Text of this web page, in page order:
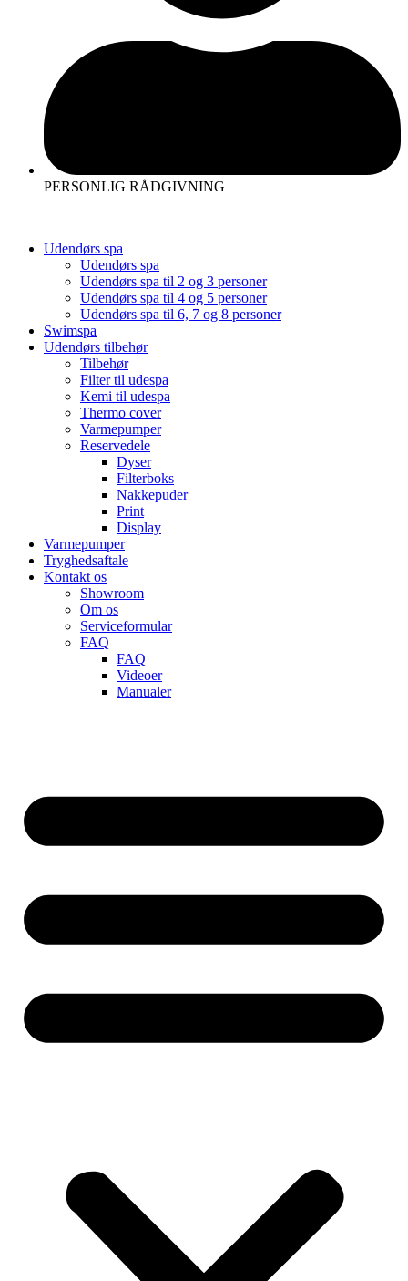
PERSONLIG RÅDGIVNING
Udendørs spa
Udendørs spa
Udendørs spa til 2 og 3 personer
Udendørs spa til 4 og 5 personer
Udendørs spa til 6, 7 og 8 personer
Swimspa
Udendørs tilbehør
Tilbehør
Filter til udespa
Kemi til udespa
Thermo cover
Varmepumper
Reservedele
Dyser
Filterboks
Nakkepuder
Print
Display
Varmepumper
Tryghedsaftale
Kontakt os
Showroom
Om os
Serviceformular
FAQ
FAQ
Videoer
Manualer